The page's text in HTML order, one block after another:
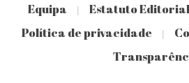
Equipa | Estatuto Editorial
Política de privacidade |